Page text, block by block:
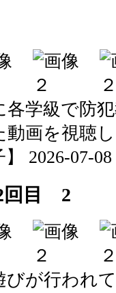
各学級で防
動画を視聴
】 2026-07-
回目 2
びが行われ